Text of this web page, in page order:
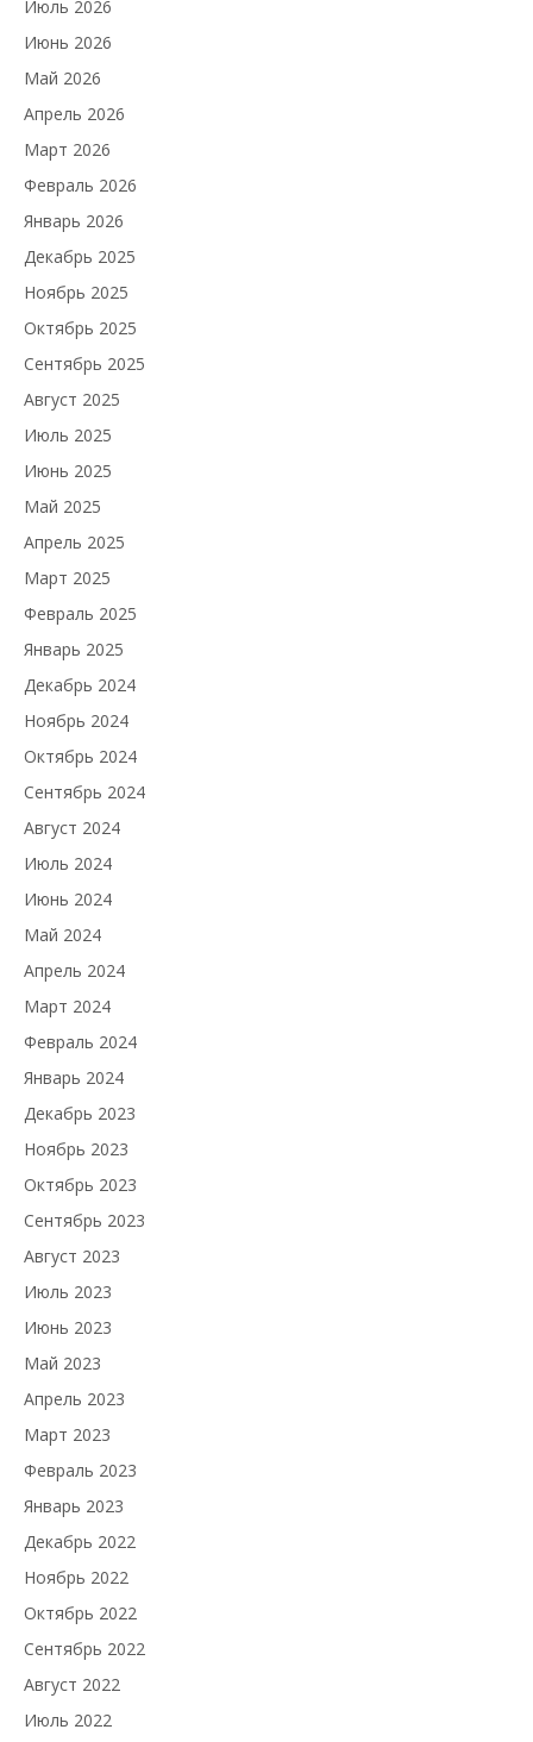
Июль 2026
Июнь 2026
Май 2026
Апрель 2026
Март 2026
Февраль 2026
Январь 2026
Декабрь 2025
Ноябрь 2025
Октябрь 2025
Сентябрь 2025
Август 2025
Июль 2025
Июнь 2025
Май 2025
Апрель 2025
Март 2025
Февраль 2025
Январь 2025
Декабрь 2024
Ноябрь 2024
Октябрь 2024
Сентябрь 2024
Август 2024
Июль 2024
Июнь 2024
Май 2024
Апрель 2024
Март 2024
Февраль 2024
Январь 2024
Декабрь 2023
Ноябрь 2023
Октябрь 2023
Сентябрь 2023
Август 2023
Июль 2023
Июнь 2023
Май 2023
Апрель 2023
Март 2023
Февраль 2023
Январь 2023
Декабрь 2022
Ноябрь 2022
Октябрь 2022
Сентябрь 2022
Август 2022
Июль 2022